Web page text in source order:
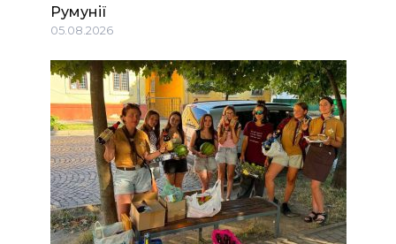
Румунії
05.08.2026